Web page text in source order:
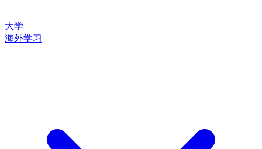
大学
海外学习